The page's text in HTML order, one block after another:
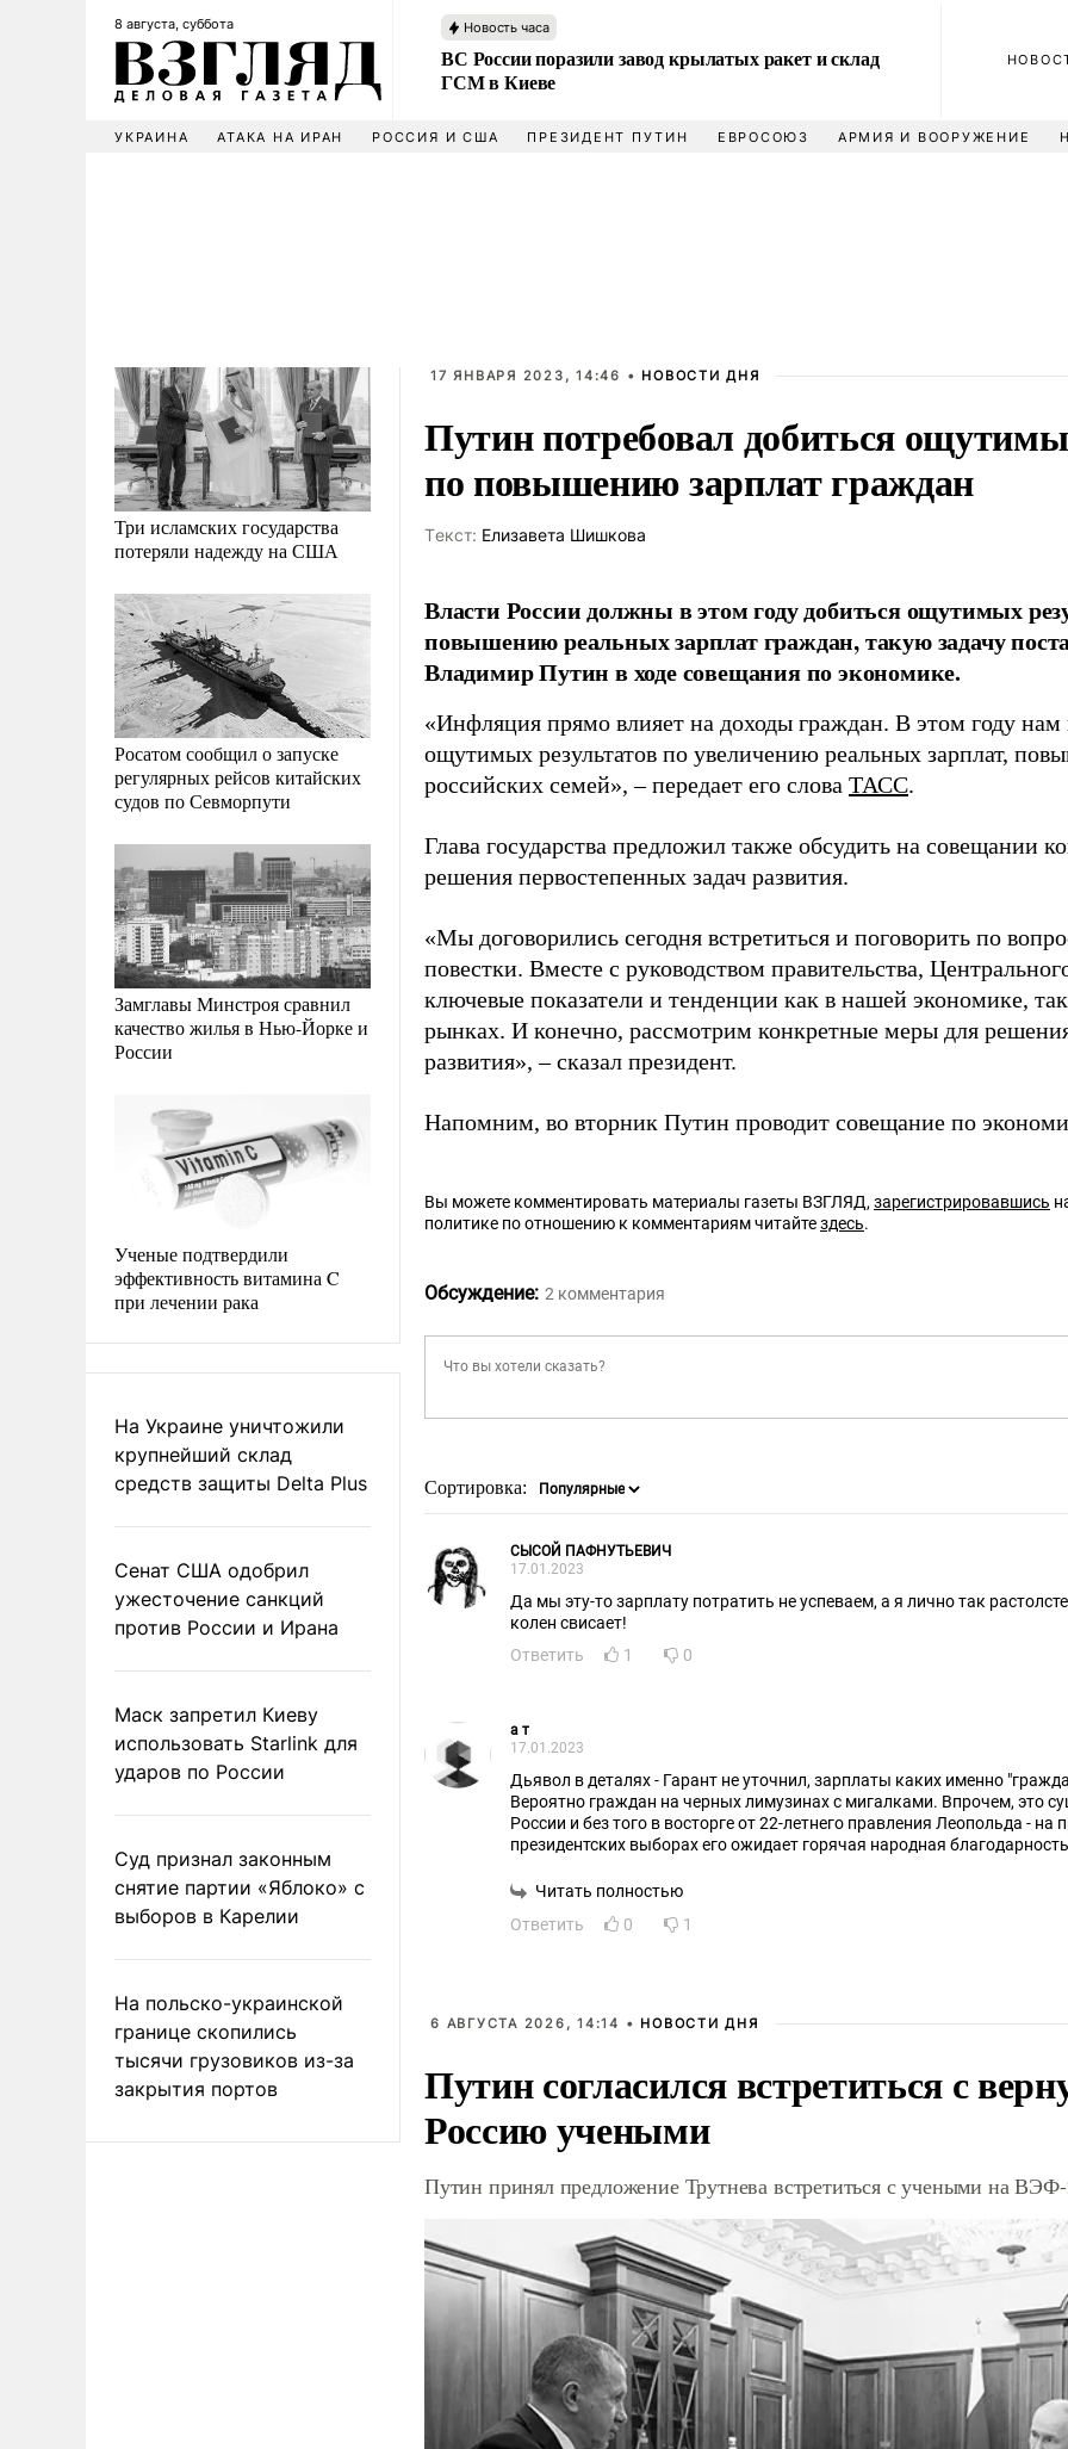
8 августа, суббота Новость часа
ВС России поразили завод крылатых ракет и склад
ГСМ в Киеве
УКРАИНА АТАКА НА ИРАН РОССИЯ И США ПРЕЗИДЕНТ ПУТИН ЕВРОСОЮЗ АРМИЯ И ВООРУЖЕНИЕ
Три исламских государства
потеряли надежду на США
Росатом сообщил о запуске
регулярных рейсов китайских
судов по Севморпути
Замглавы Минстроя сравнил
качество жилья в Нью-Йорке и
России
Ученые подтвердили
эффективность витамина C
при лечении рака
На Украине уничтожили
крупнейший склад
средств защиты Delta Plus
Сенат США одобрил
ужесточение санкций
против России и Ирана
Маск запретил Киеву
использовать Starlink для
ударов по России
Суд признал законным
снятие партии «Яблоко» с
выборов в Карелии
На польско-украинской
границе скопились
тысячи грузовиков из-за
закрытия портов
17 ЯНВАРЯ 2023, 14:46 • НОВОСТИ ДНЯ
Путин потребовал добиться
по повышению зарплат граждан
Tекст: Елизавета Шишкова
Власти России должны в этом году добиться ощутимых
повышению реальных зарплат граждан, такую задачу
Владимир Путин в ходе совещания по экономике.
«Инфляция прямо влияет на доходы граждан. В этом году
ощутимых результатов по увеличению реальных зарплат,
российских семей», – передает его слова ТАСС.
Глава государства предложил также обсудить на совещании
решения первостепенных задач развития.
«Мы договорились сегодня встретиться и поговорить по
повестки. Вместе с руководством правительства,
ключевые показатели и тенденции как в нашей экономике,
рынках. И конечно, рассмотрим конкретные меры для
развития», – сказал президент.
Напомним, во вторник Путин проводит совещание по
Вы можете комментировать материалы газеты ВЗГЛЯД, зарегистрировавшись
политике по отношению к комментариям читайтездесь.
Обсуждение: 2 комментария
Сортировка:
СЫСОЙ ПАФНУТЬЕВИЧ
17.01.2023
Да мы эту-то зарплату потратить не успеваем, а я лично так
колен свисает!
Ответить
1 0
а т
17.01.2023
Дьявол в деталях - Гарант не уточнил, зарплаты каких именно
Вероятно граждан на черных лимузинах с мигалками. Впрочем, это
России и без того в восторге от 22-летнего правления Леопольда - на
президентских выборах его ожидает горячая народная
Читать полностью
Ответить
0 1
6 АВГУСТА 2026, 14:14 • НОВОСТИ ДНЯ
Путин согласился встретиться с
Россию учеными
Путин принял предложение Трутнева встретиться с учеными на